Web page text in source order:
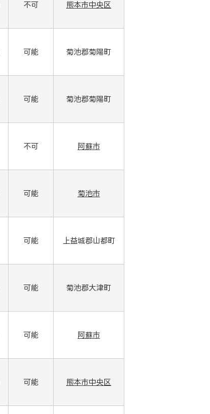
不可 熊本市中央区
可能 菊池郡菊陽町
可能 菊池郡菊陽町
不可 阿蘇市
可能 菊池市
可能 上益城郡山都町
可能 菊池郡大津町
可能 阿蘇市
可能 熊本市中央区